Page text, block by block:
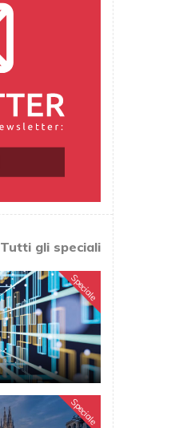
Tutti gli speciali
Speciale
Speciale